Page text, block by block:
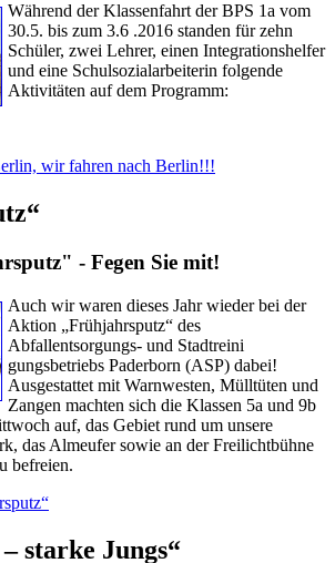
Während der Klassenfahrt der BPS 1a vom
30.5. bis zum 3.6 .2016 standen für zehn
Schüler, zwei Lehrer, einen Integrationshelfer
und eine Schulsozialarbeiterin folgende
Aktivitäten auf dem Programm:
wir fahren nach Berlin!!!
- Fegen Sie mit!
Auch wir waren dieses Jahr wieder bei der
Aktion „Frühjahrsputz“ des
Abfallentsorgungs- und Stadtreini
gungsbetriebs Paderborn (ASP) dabei!
Ausgestattet mit Warnwesten, Mülltüten und
Zangen machten sich die Klassen 5a und 9b
auf, das Gebiet rund um unsere
das Almeufer sowie an der Freilichtbühne
befreien.
starke Jungs“